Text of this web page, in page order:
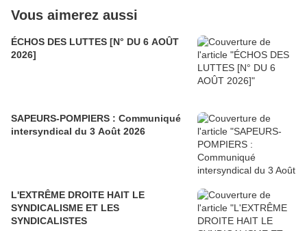
Vous aimerez aussi
ÉCHOS DES LUTTES [N° DU 6 AOÛT
2026]
SAPEURS-POMPIERS : Communiqué
intersyndical du 3 Août 2026
L'EXTRÊME DROITE HAIT LE
SYNDICALISME ET LES
SYNDICALISTES